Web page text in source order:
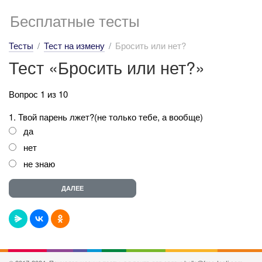
Бесплатные тесты
Тесты Тест на измену Бросить или нет?
Тест «Бросить или нет?»
Вопрос 1 из 10
1. Твой парень лжет?(не только тебе, а вообще)
да
нет
не знаю